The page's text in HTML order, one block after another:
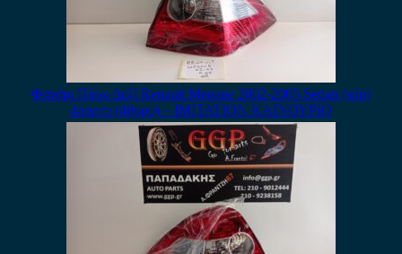
Φανάρι Πίσω Δεξί Renault Megane 2002-2005 Sedan (sdn)
4πορτο (4θυρο) – IMITATION ΚΑΙΝΟΥΡΙΟ